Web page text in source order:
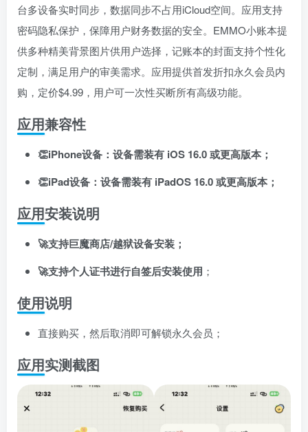
台多设备实时同步，数据同步不占用iCloud空间。应用支持
密码隐私保护，保障用户财务数据的安全。EMMO小账本提
供多种精美背景图片供用户选择，记账本的封面支持个性化
定制，满足用户的审美需求。应用提供首发折扣永久会员内
购，定价$4.99，用户可一次性买断所有高级功能。
应用兼容性
👏iPhone设备：设备需装有 iOS 16.0 或更高版本；
👏iPad设备：设备需装有 iPadOS 16.0 或更高版本；
应用安装说明
🚀支持巨魔商店/越狱设备安装；
🚀支持个人证书进行自签后安装使用 ；
使用说明
直接购买，然后取消即可解锁永久会员；
应用实测截图